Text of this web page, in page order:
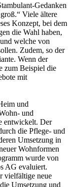
Gedanken
Viele ältere
Konzept, bei dem
die Wahl haben,
welche von
Zudem, so der
Wenn der
zum Beispiel die
mit
und
und
entwickelt. Der
die Pflege- und
Umsetzung in
Wohnformen
wurde von
AG evaluiert.
vielfältige neue
Umsetzung und